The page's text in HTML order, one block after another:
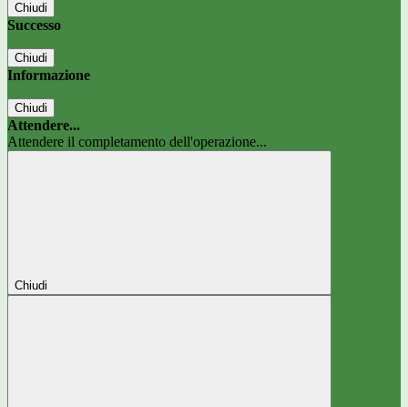
Chiudi
Successo
Chiudi
Informazione
Chiudi
Attendere...
Attendere il completamento dell'operazione...
Chiudi